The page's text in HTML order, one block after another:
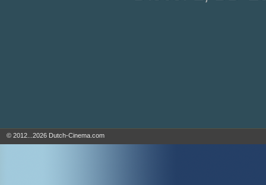
© 2012...2026 Dutch-Cinema.com